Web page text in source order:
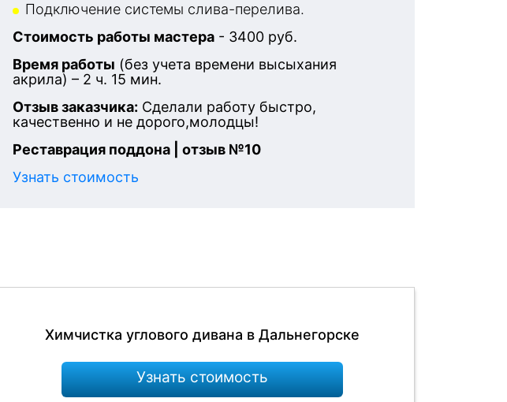
Подключение системы слива-перелива.
Стоимость работы мастера - 3400 руб.
Время работы (без учета времени высыхания
акрила) – 2 ч. 15 мин.
Отзыв заказчика: Сделали работу быстро,
качественно и не дорого,молодцы!
Реставрация поддона | отзыв №10
Узнать стоимость
Химчистка углового дивана в Дальнегорске
Узнать стоимость